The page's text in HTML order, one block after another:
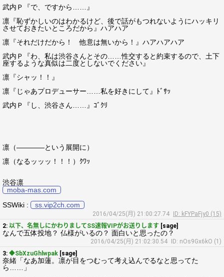
武内Ｐ『で、ですから……』
凛『恥ずかしいのはわかるけど、後で話がもつれないようにハッキリ
させておきたいところだから』ハアハア
凛『それだけだから！ 他意は無いから！』ハアハアハア
武内Ｐ『わ、私は渋谷さんとその……性交すると約束するので、土下
座するような真似は二度としないでください』
凛『シャッ！！』
凛『じゃあプロデューサー……私を好きにして』ﾄﾞｻｯ
武内Ｐ『し、渋谷さん……』ｺﾞｸﾘ
凛（――――という展開に）
凛（なるッッッ！！！）ｸﾜｯ
渋谷凛
moba-mas.com
SSWiki :
ss.vip2ch.com
2016/04/25(月) 21:00:27.74
ID: kFYPaFjy0 (15)
2: 以下、名無しにかわりましてSS速報VIPがお送りします [sage]
なんで五体投地？ 仏様がいるの？ 面白いと思ったの？
2016/04/25(月) 21:02:30.54
ID: nOs9Gx6kO (1)
3: ◆SbXzuGhlwpak [sage]
奈緒「なあ加蓮。凛が目をつむって考え込んでるなと思ってた
ら……」